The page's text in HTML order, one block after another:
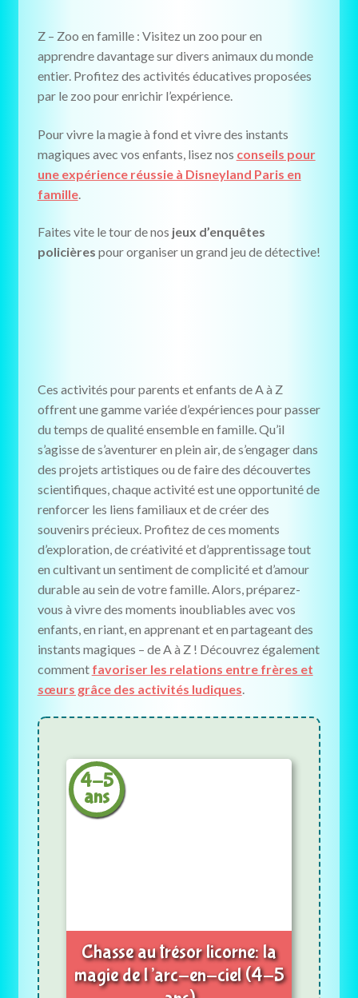
Z – Zoo en famille : Visitez un zoo pour en
apprendre davantage sur divers animaux du monde
entier. Profitez des activités éducatives proposées
par le zoo pour enrichir l’expérience.
Pour vivre la magie à fond et vivre des instants
magiques avec vos enfants, lisez nos conseils pour
une expérience réussie à Disneyland Paris en
famille.
Faites vite le tour de nos jeux d’enquêtes
policières pour organiser un grand jeu de détective!
Ces activités pour parents et enfants de A à Z
offrent une gamme variée d’expériences pour passer
du temps de qualité ensemble en famille. Qu’il
s’agisse de s’aventurer en plein air, de s’engager dans
des projets artistiques ou de faire des découvertes
scientifiques, chaque activité est une opportunité de
renforcer les liens familiaux et de créer des
souvenirs précieux. Profitez de ces moments
d’exploration, de créativité et d’apprentissage tout
en cultivant un sentiment de complicité et d’amour
durable au sein de votre famille. Alors, préparez-
vous à vivre des moments inoubliables avec vos
enfants, en riant, en apprenant et en partageant des
instants magiques – de A à Z ! Découvrez également
comment favoriser les relations entre frères et
sœurs grâce des activités ludiques
4-5
ans
Chasse au trésor licorne: la
magie de l’arc-en-ciel (4-5